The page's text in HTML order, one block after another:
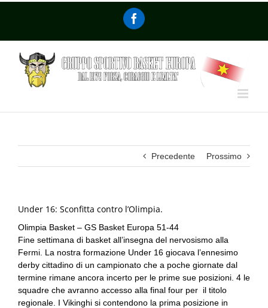
Precedente Prossimo
Under 16: Sconfitta contro l’Olimpia.
Olimpia Basket – GS Basket Europa 51-44
Fine settimana di basket all’insegna del nervosismo alla
Fermi. La nostra formazione Under 16 giocava l’ennesimo
derby cittadino di un campionato che a poche giornate dal
termine rimane ancora incerto per le prime sue posizioni. 4 le
squadre che avranno accesso alla final four per il titolo
regionale. I Vikinghi si contendono la prima posizione in